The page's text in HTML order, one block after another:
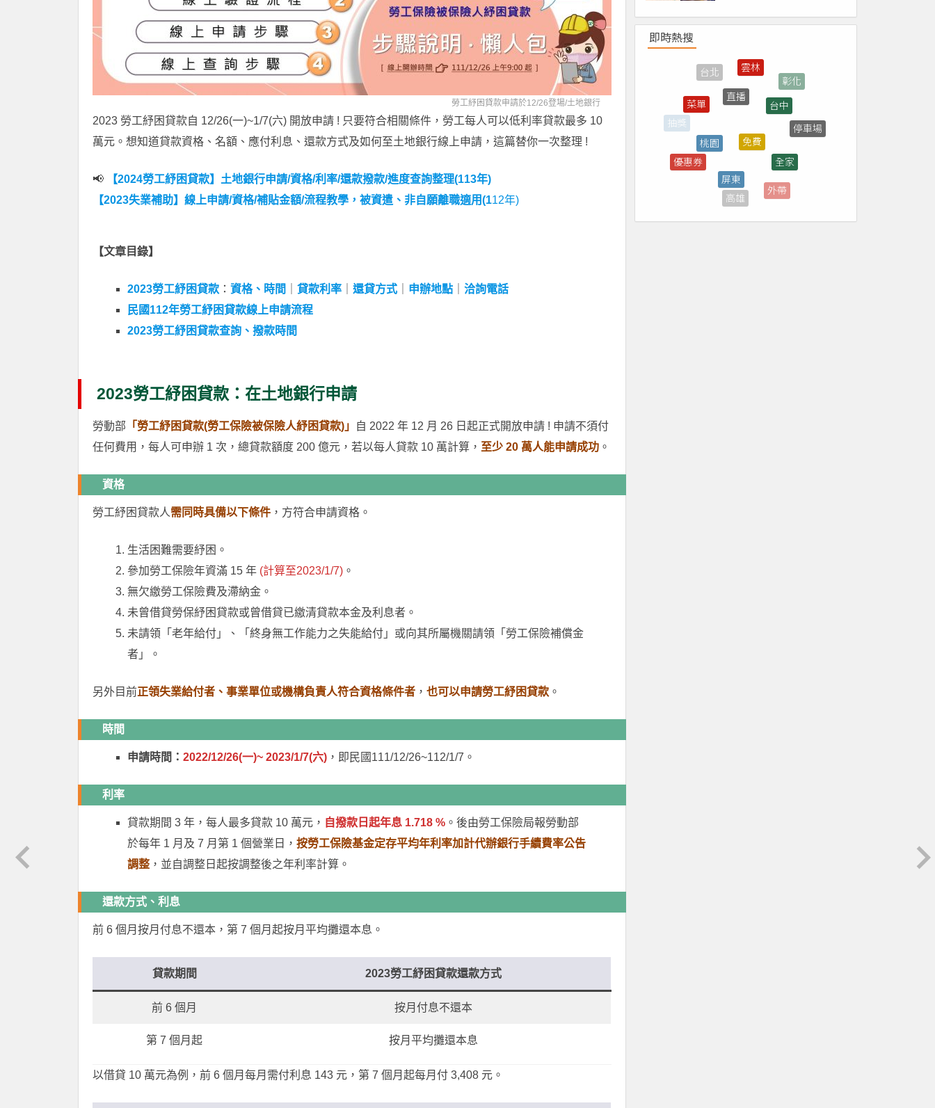
勞工紓困貸款申請於12/26登場/土地銀行
2023 勞工紓困貸款自 12/26(一)~1/7(六) 開放申請 ! 只要符合相關條件，勞工每人可以低利率貸款最多 10
萬元。想知道貸款資格、名額、應付利息、還款方式及如何至土地銀行線上申請，這篇替你一次整理 !
📢
【2024勞工紓困貸款】土地銀行申請/資格/利率/還款撥款/進度查詢整理(113年)
【2023失業補助】線上申請/資格/補貼金額/流程教學，被資遣、非自願離職適用(112年)
【文章目錄】
2023勞工紓困貸款 ： 資格、時間 貸款利率 還貸方式 申辦地點
洽詢電話
民國112年勞工紓困貸款線上申請流程
2023勞工紓困貸款查詢、撥款時間
2023勞工紓困貸款：在土地銀行申請
勞動部 「勞工紓困貸款(勞工保險被保險人紓困貸款)」
自 2022 年 12 月 26 日起正式開放申請 ! 申請不須付
任何費用，每人可申辦 1 次，總貸款額度 200 億元，若以每人貸款 10 萬計算， 至少 20 萬人能申請成功 。
資格
勞工紓困貸款人需同時具備以下條件 ，方符合申請資格。
生活困難需要紓困。
參加勞工保險年資滿 15 年 (計算至2023/1/7) 。
無欠繳勞工保險費及滯納金。
未曾借貸勞保紓困貸款或曾借貸已繳清貸款本金及利息者。
未請領「老年給付」、「終身無工作能力之失能給付」或向其所屬機關請領「勞工保險補償金
者」。
另外目前正領失業給付者、事業單位或機構負責人符合資格條件者 ， 也可以申請勞工紓困貸款 。
時間
申請時間： 2022/12/26(一)~ 2023/1/7(六) ，即民國111/12/26~112/1/7。
利率
貸款期間 3 年，每人最多貸款 10 萬元， 自撥款日起年息 1.718 % 。後由勞工保險局報勞動部
於每年 1 月及 7 月第 1 個營業日， 按勞工保險基金定存平均年利率加計代辦銀行手續費率公告
調整 ，並自調整日起按調整後之年利率計算。
還款方式、利息
前 6 個月按月付息不還本，第 7 個月起按月平均攤還本息。
貸款期間 2023勞工紓困貸款還款方式
前 6 個月 按月付息不還本
第 7 個月起 按月平均攤還本息
以借貸 10 萬元為例，前 6 個月每月需付利息 143 元，第 7 個月起每月付 3,408 元。
即時熱搜
抽獎
直播
台中
南投
7-ELEVEN
優惠券
桃園
免費
全家
外帶
高雄
屏東